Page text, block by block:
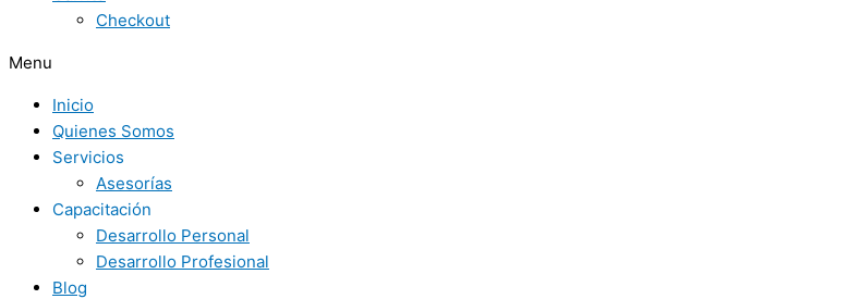
Checkout
Menu
Inicio
Quienes Somos
Servicios
Asesorías
Capacitación
Desarrollo Personal
Desarrollo Profesional
Blog